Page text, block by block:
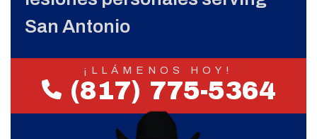
San Antonio
¡LLÁMENOS HOY!
(817) 775-5364